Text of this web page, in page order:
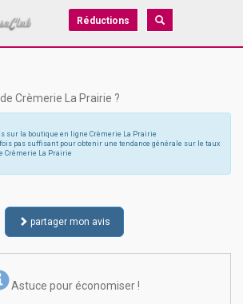
Réductions
Crèmerie La Prairie ?
sur la boutique en ligne Crèmerie La Prairie
pas suffisant pour obtenir une tendance générale sur le taux
Crèmerie La Prairie
partager mon avis
Astuce pour économiser !